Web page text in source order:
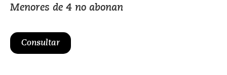
Menores de 4 no abonan
Consultar